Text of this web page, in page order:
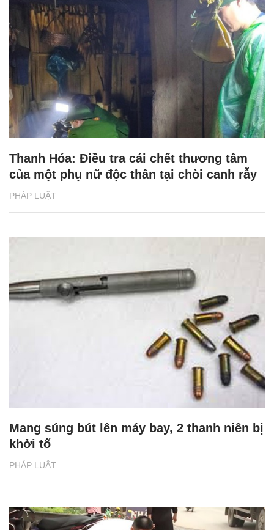
PHÁP LUẬT
Thanh Hóa: Điều tra cái chết thương tâm
của một phụ nữ độc thân tại chòi canh rẫy
PHÁP LUẬT
Mang súng bút lên máy bay, 2 thanh niên bị
khởi tố